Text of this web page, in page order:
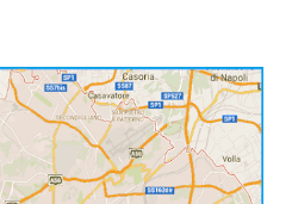
presenti nel nostro paese.
è specializzata nella
di servizi logistici
compagnia ha saputo